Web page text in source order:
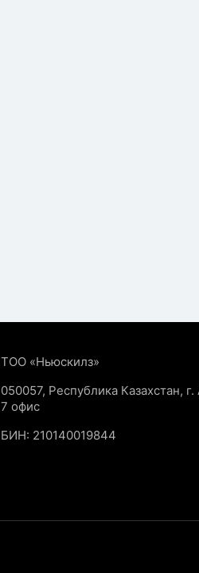
ТОО «Ньюскилз»
050057, Республика Казахстан,
7 офис
БИН: 210140019844